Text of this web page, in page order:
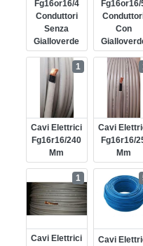
Fg16or16/4
Conduttori
Senza
Gialloverde
Fg16or16/
Con
Cavi Elettrici
Fg16r16/240
Mm
1
Cavi
Fg16r16/
Mm
Cavi Elettrici
1
Cavi